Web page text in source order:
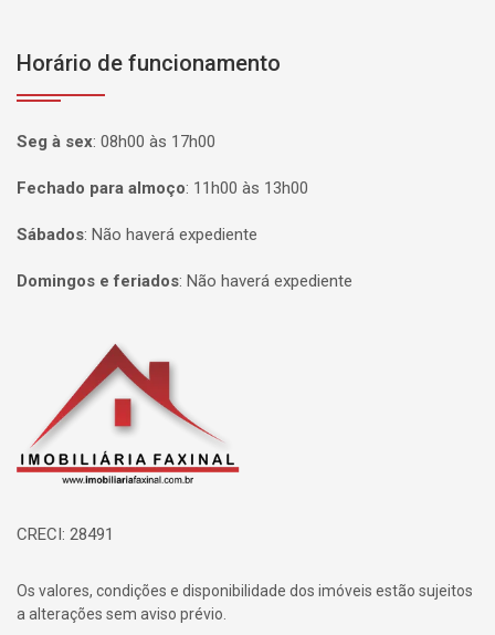
Horário de funcionamento
Seg à sex: 08h00 às 17h00
Fechado para almoço: 11h00 às 13h00
Sábados: Não haverá expediente
Domingos e feriados: Não haverá expediente
Página inicial
CRECI: 28491
Os valores, condições e disponibilidade dos imóveis estão sujeitos
a alterações sem aviso prévio.